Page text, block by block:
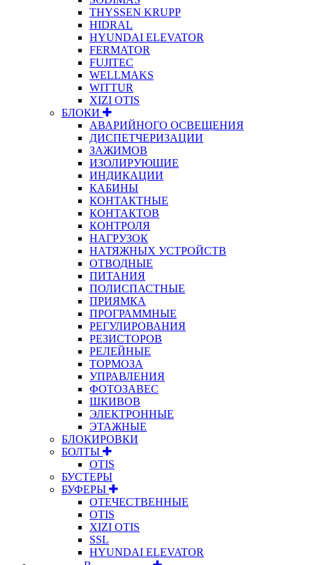
THYSSEN KRUPP
HIDRAL
HYUNDAI ELEVATOR
FERMATOR
FUJITEC
WELLMAKS
WITTUR
XIZI OTIS
БЛОКИ
АВАРИЙНОГО ОСВЕЩЕНИЯ
ДИСПЕТЧЕРИЗАЦИИ
ЗАЖИМОВ
ИЗОЛИРУЮЩИЕ
ИНДИКАЦИИ
КАБИНЫ
КОНТАКТНЫЕ
КОНТАКТОВ
КОНТРОЛЯ
НАГРУЗОК
НАТЯЖНЫХ УСТРОЙСТВ
ОТВОДНЫЕ
ПИТАНИЯ
ПОЛИСПАСТНЫЕ
ПРИЯМКА
ПРОГРАММНЫЕ
РЕГУЛИРОВАНИЯ
РЕЗИСТОРОВ
РЕЛЕЙНЫЕ
ТОРМОЗА
УПРАВЛЕНИЯ
ФОТОЗАВЕС
ШКИВОВ
ЭЛЕКТРОННЫЕ
ЭТАЖНЫЕ
БЛОКИРОВКИ
БОЛТЫ
OTIS
БУСТЕРЫ
БУФЕРЫ
ОТЕЧЕСТВЕННЫЕ
OTIS
XIZI OTIS
SSL
HYUNDAI ELEVATOR